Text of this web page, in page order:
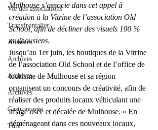
Vie des associations
Transfrontalier
Archives
Archives
Archives
Archives
Gastronomie
Turc
Mulhouse s’associe dans cet appel à
création à la Vitrine de l’association Old
School, afin de décliner des visuels 100 %
mulhousiens.
Jusqu’au 1er juin, les boutiques de la Vitrine
de l’association Old School et de l’office de
tourisme de Mulhouse et sa région
organisent un concours de créativité, afin de
réaliser des produits locaux véhiculant une
image osée et décalée de Mulhouse. « En
déménageant dans ces nouveaux locaux,